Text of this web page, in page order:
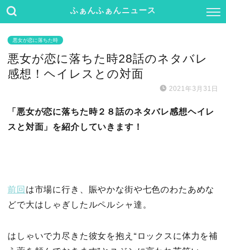
ふぁんふぁんニュース
悪女が恋に落ちた時
悪女が恋に落ちた時28話のネタバレ
感想！ヘイレスとの対面
2021年3月31日
「悪女が恋に落ちた時２８話のネタバレ感想ヘイレ
スと対面」を紹介していきます！
前回 は市場に行き、賑やかな街や七色のわたあめな
どで大はしゃぎしたルペルシャ達。
はしゃいで力尽きた彼女を抱え“ロックスに体力を補